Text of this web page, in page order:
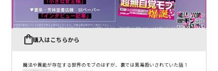
購入はこちらから
魔法や異能が存在する世界のモブのはずが、裏では黒幕扱いされていた話 1